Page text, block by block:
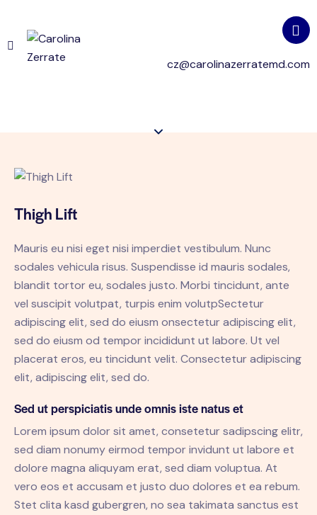
cz@carolinazerratemd.com
Thigh Lift
Mauris eu nisi eget nisi imperdiet vestibulum. Nunc
sodales vehicula risus. Suspendisse id mauris sodales,
blandit tortor eu, sodales justo. Morbi tincidunt, ante
vel suscipit volutpat, turpis enim volutpSectetur
adipiscing elit, sed do eiusm onsectetur adipiscing elit,
sed do eiusm od tempor incididunt ut labore. Ut vel
placerat eros, eu tincidunt velit. Consectetur adipiscing
elit, adipiscing elit, sed do.
Sed ut perspiciatis unde omnis iste natus et
Lorem ipsum dolor sit amet, consetetur sadipscing elitr,
sed diam nonumy eirmod tempor invidunt ut labore et
dolore magna aliquyam erat, sed diam voluptua. At
vero eos et accusam et justo duo dolores et ea rebum.
Stet clita kasd gubergren, no sea takimata sanctus est